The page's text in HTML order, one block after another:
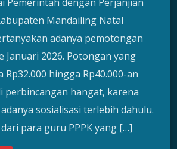
Mandailing Natal
adanya pemotongan
Januari 2026. Potongan yang
hingga Rp40.000-an
perbincangan hangat, karena
sosialisasi terlebih dahulu.
para guru PPPK yang […]